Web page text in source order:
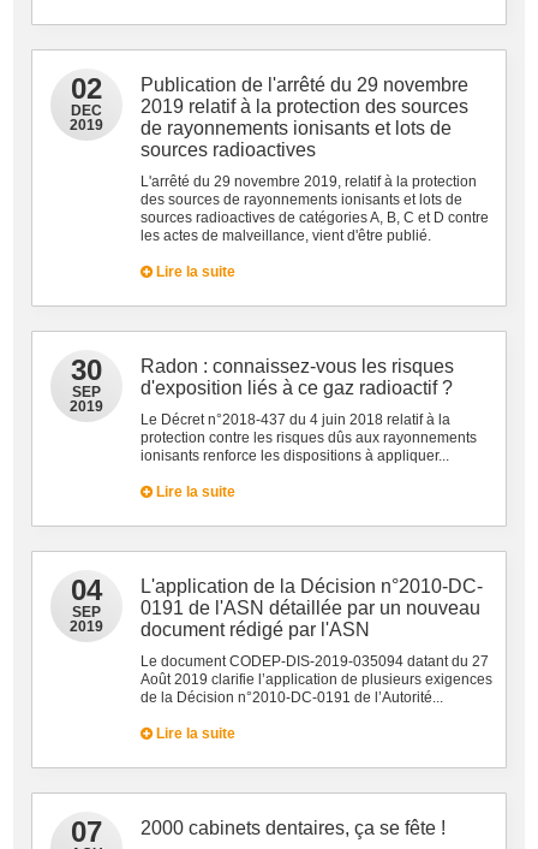
02
DEC
2019
Publication de l'arrêté du 29 novembre
2019 relatif à la protection des sources
de rayonnements ionisants et lots de
sources radioactives
L'arrêté du 29 novembre 2019, relatif à la protection
des sources de rayonnements ionisants et lots de
sources radioactives de catégories A, B, C et D contre
les actes de malveillance, vient d'être publié.
Lire la suite
30
SEP
2019
Radon : connaissez-vous les risques
d'exposition liés à ce gaz radioactif ?
Le Décret n°2018-437 du 4 juin 2018 relatif à la
protection contre les risques dûs aux rayonnements
ionisants renforce les dispositions à appliquer...
Lire la suite
04
SEP
2019
L'application de la Décision n°2010-DC-
0191 de l'ASN détaillée par un nouveau
document rédigé par l'ASN
Le document CODEP-DIS-2019-035094 datant du 27
Août 2019 clarifie l’application de plusieurs exigences
de la Décision n°2010-DC-0191 de l’Autorité...
Lire la suite
07 2000 cabinets dentaires, ça se fête !